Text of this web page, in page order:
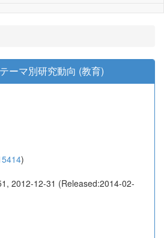
テーマ別研究動向 (教育)
)
2012-12-31 (Released:2014-02-